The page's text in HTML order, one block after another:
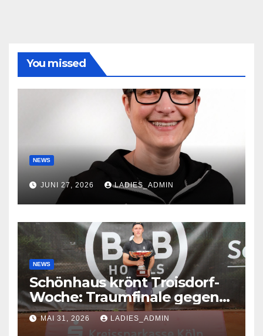
You missed
NEWS
JUNI 27, 2026 LADIES_ADMIN
NEWS
Schönhaus krönt Troisdorf-
Woche: Traumfinale gegen
Petkovic begeistert 600
Zuschauer
MAI 31, 2026 LADIES_ADMIN